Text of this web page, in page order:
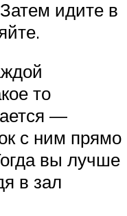
идите в
то
—
с ним прямо
вы лучше
в зал